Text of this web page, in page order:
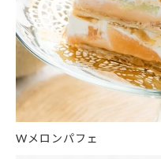
Wメロンパフェ